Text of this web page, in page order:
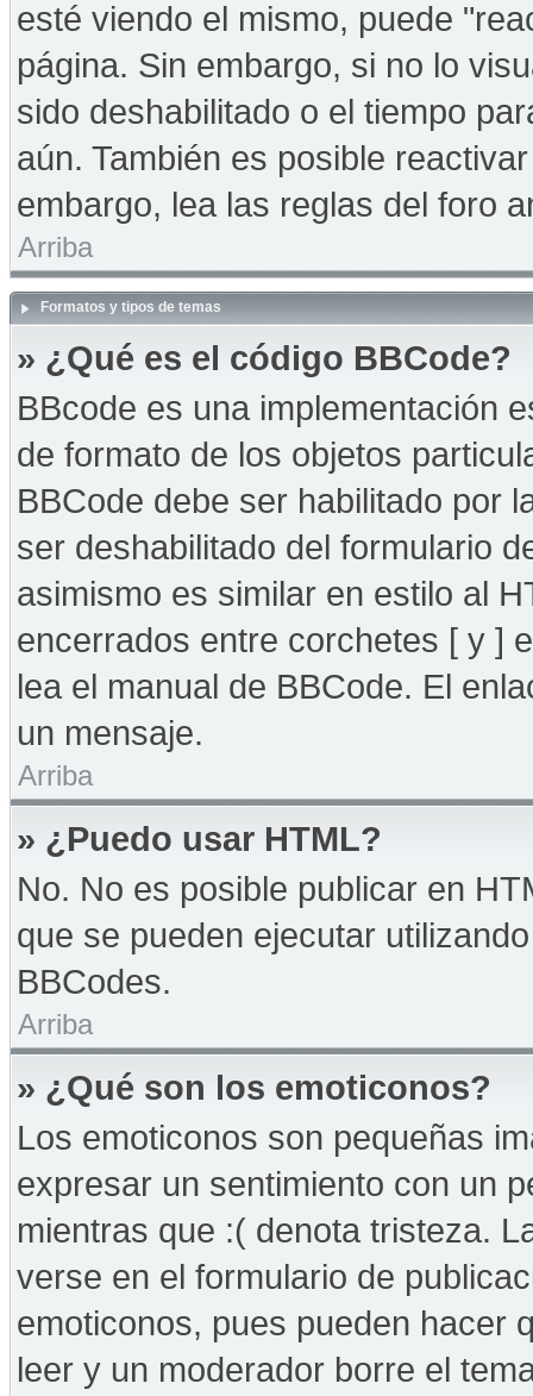
esté viendo el mismo, puede
página. Sin embargo, si no lo
sido deshabilitado o el tiempo
aún. También es posible
embargo, lea las reglas del foro
Arriba
Formatos y tipos de temas
» ¿Qué es el código BBCode?
BBcode es una implementación
de formato de los objetos
BBCode debe ser habilitado por
ser deshabilitado del formulario
asimismo es similar en estilo al
encerrados entre corchetes [ y ]
lea el manual de BBCode. El
un mensaje.
Arriba
» ¿Puedo usar HTML?
No. No es posible publicar en
que se pueden ejecutar
BBCodes.
Arriba
» ¿Qué son los emoticonos?
Los emoticonos son pequeñas
expresar un sentimiento con un
mientras que :( denota tristeza.
verse en el formulario de
emoticonos, pues pueden hacer
leer y un moderador borre el